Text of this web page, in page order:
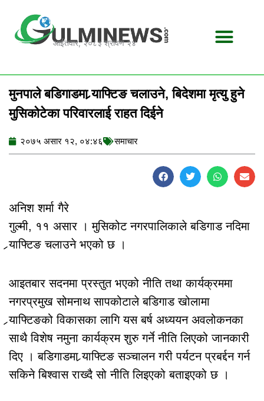
content
आईतवार, २०८३ श्रावण २४
मुनपाले बडिगाडमा र्‍याफ्टिङ चलाउने, बिदेशमा मृत्‍यु हुने
मुसिकोटेका परिवारलाई राहत दिईने
२०७५ असार १२, ०४:४६ समाचार
अनिश शर्मा गैरे
गुल्मी, ११ असार । मुसिकोट नगरपालिकाले बडिगाड नदिमा
र्‍याफ्टिङ चलाउने भएको छ ।
आइतबार सदनमा प्रस्तुत भएको नीति तथा कार्यक्रममा
नगरप्रमुख सोमनाथ सापकोटाले बडिगाड खोलामा
र्‍याफ्टिङको विकासका लागि यस बर्ष अध्ययन अवलोकनका
साथै विशेष नमुना कार्यक्रम शुरु गर्ने नीति लिएको जानकारी
दिए । बडिगाडमा र्‍याफ्टिङ सञ्चालन गरी पर्यटन प्रबर्द्दन गर्न
सकिने बिश्वास राख्दै सो नीति लिइएको बताइएको छ ।